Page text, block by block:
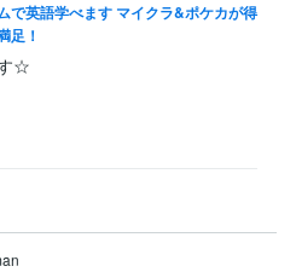
で英語学べます マイクラ&ポケカが得
足！
☆